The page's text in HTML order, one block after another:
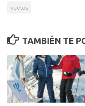
vuelos
TAMBIÉN TE